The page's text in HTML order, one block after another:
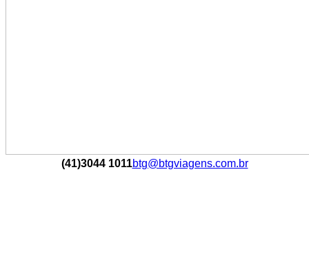
(41)3044 1011btg@btgviagens.com.br